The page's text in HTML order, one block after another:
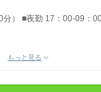
） ■夜勤 17：00-09：00
もっと見る